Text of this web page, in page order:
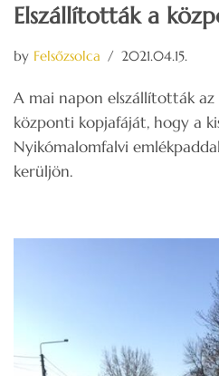
Elszállították a
by Felsőzsolca 2021.04.15.
A mai napon elszállították az
központi kopjafáját, hogy a
Nyikómalomfalvi
kerüljön.